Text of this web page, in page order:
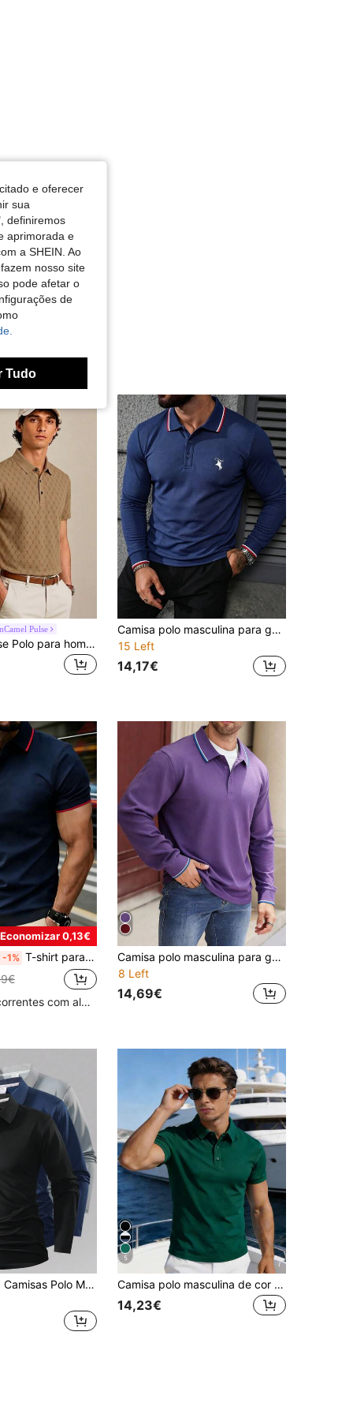
Pulse
Vancamel Pulse Polo para homem, t-shirt solta e leve com estampa de letras, secagem rápida, simples e versátil, para casa, corrida ao ar livre, exercício e desporto, manga curta
Camisa polo masculina para golfe, modelo casual de negócios com estampa, manga curta e botões.
15 Left
14,17€
Economizar 0,13€
-1% T-shirt para homem, polo de verão de secagem rápida, t-shirt fina de manga curta para negócios, top casual elástico de cor lisa para desporto
Clientes recorrentes com alta taxa de retorno
Camisa polo masculina para golfe, modelo casual de negócios, manga longa, estampada e com gola, ideal para a primavera e outros esportes.
8 Left
14,69€
Conjunto de 3 Camisas Polo Masculinas Estilo Boyfriend, Leves e Respiráveis, para Corrida, Fitness e Uso Casual, em Cores Sólidas, Manga Longa, Ideais para Primavera/Outono e Verão.
5
Camisa polo masculina de cor sólida, respirável, casual, para negócios e esportes. Camiseta polo elástica e confortável para corrida, fitness e treino.
14,23€
e oferecer
sua
definiremos
aprimorada e
a SHEIN. Ao
nosso site
pode afetar o
de
Tudo